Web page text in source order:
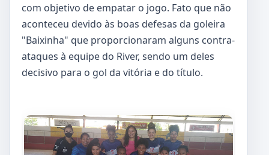
com objetivo de empatar o jogo. Fato que não
aconteceu devido às boas defesas da goleira
"Baixinha" que proporcionaram alguns contra-
ataques à equipe do River, sendo um deles
decisivo para o gol da vitória e do título.